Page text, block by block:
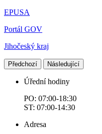
EPUSA
Portál GOV
Jihočeský kraj
Předchozí Následující
Úřední hodiny
PO: 07:00-18:30
ST: 07:00-14:30
Adresa